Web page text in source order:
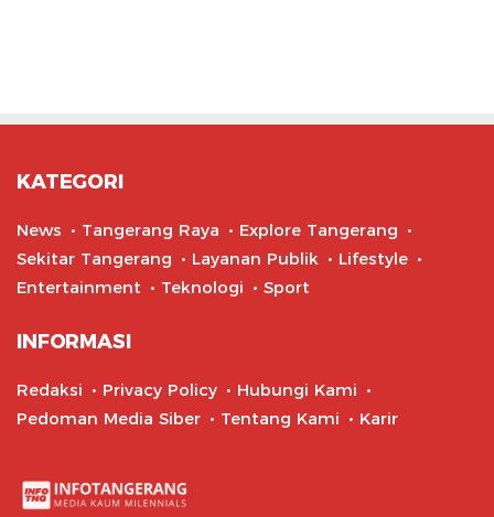
KATEGORI
News Tangerang Raya
Explore Tangerang
Sekitar Tangerang
Layanan Publik
Lifestyle
Entertainment
Teknologi Sport
INFORMASI
Redaksi Privacy Policy
Hubungi Kami
Pedoman Media Siber
Tentang Kami Karir